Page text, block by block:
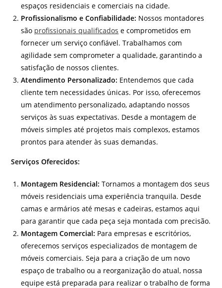
espaços residenciais e comerciais na cidade.
Profissionalismo e Confiabilidade: Nossos montadores
são profissionais qualificados e comprometidos em
fornecer um serviço confiável. Trabalhamos com
agilidade sem comprometer a qualidade, garantindo a
satisfação de nossos clientes.
Atendimento Personalizado: Entendemos que cada
cliente tem necessidades únicas. Por isso, oferecemos
um atendimento personalizado, adaptando nossos
serviços às suas expectativas. Desde a montagem de
móveis simples até projetos mais complexos, estamos
prontos para atender às suas demandas.
Serviços Oferecidos:
Montagem Residencial: Tornamos a montagem dos seus
móveis residenciais uma experiência tranquila. Desde
camas e armários até mesas e cadeiras, estamos aqui
para garantir que cada peça seja montada com precisão.
Montagem Comercial: Para empresas e escritórios,
oferecemos serviços especializados de montagem de
móveis comerciais. Seja para a criação de um novo
espaço de trabalho ou a reorganização do atual, nossa
equipe está preparada para realizar o trabalho de forma